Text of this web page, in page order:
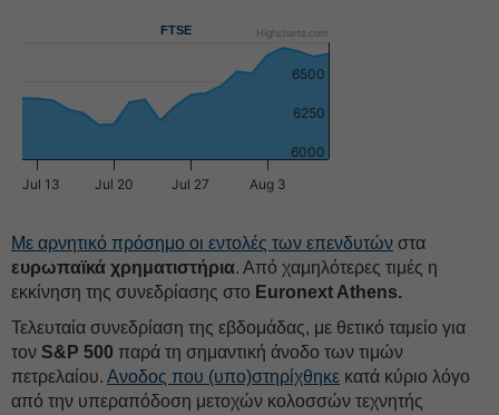
FTSE
Jul 13 Jul 20 Jul 27 Aug 3
6000
6250
6500
Highcharts.com
Με αρνητικό πρόσημο οι εντολές των επενδυτών στα
ευρωπαϊκά χρηματιστήρια. Από χαμηλότερες τιμές η
εκκίνηση της συνεδρίασης στο Euronext Athens.
Τελευταία συνεδρίαση της εβδομάδας, με θετικό ταμείο για
τον S&P 500 παρά τη σημαντική άνοδο των τιμών
πετρελαίου. Ανοδος που (υπο)στηρίχθηκε κατά κύριο λόγο
από την υπεραπόδοση μετοχών κολοσσών τεχνητής